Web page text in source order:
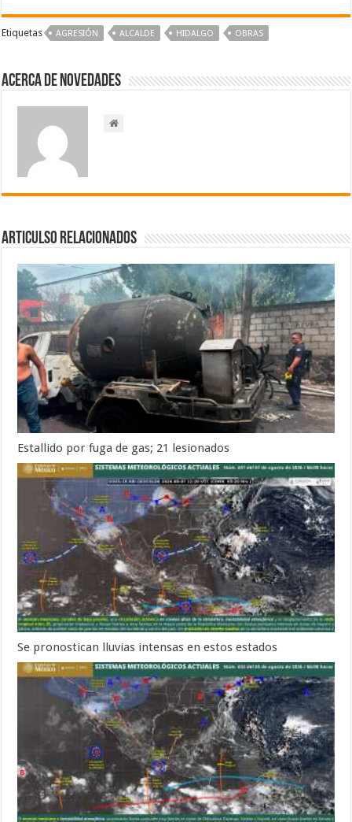
Etiquetas AGRESIÓN ALCALDE HIDALGO OBRAS
Acerca de NOVEDADES
Articulso Relacionados
Estallido por fuga de gas; 21 lesionados
Se pronostican lluvias intensas en estos estados